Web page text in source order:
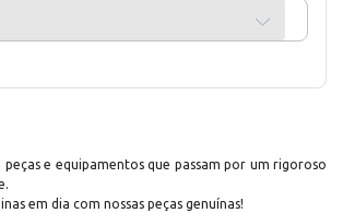
e equipamentos que passam por um rigoroso
em dia com nossas peças genuínas!